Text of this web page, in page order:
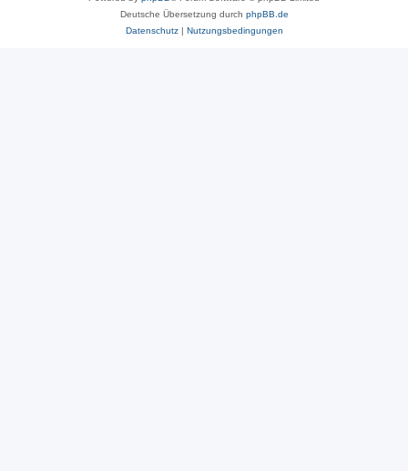
Deutsche Übersetzung durch phpBB.de
Datenschutz| Nutzungsbedingungen